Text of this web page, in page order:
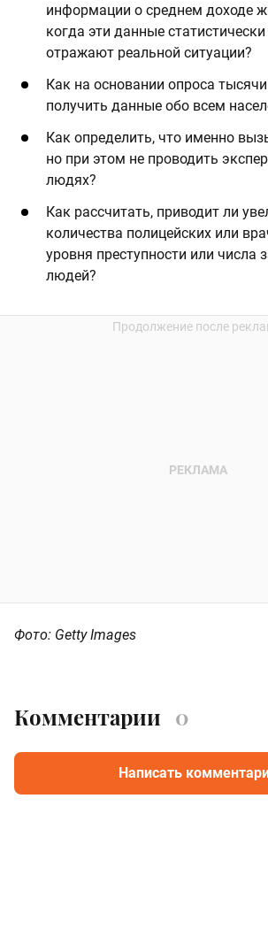
информации о среднем доходе
когда эти данные
отражают реальной ситуации?
Как на основании опроса
получить данные обо всем
Как определить, что именно
но при этом не проводить
людях?
Как рассчитать, приводит ли
количества полицейских или
уровня преступности или числа
людей?
Фото: Getty Images
Комментарии 0
Написать